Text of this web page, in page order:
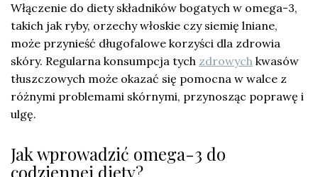
Włączenie do diety składników bogatych w omega-3,
takich jak ryby, orzechy włoskie czy siemię lniane,
może przynieść długofalowe korzyści dla zdrowia
skóry. Regularna konsumpcja tych zdrowych kwasów
tłuszczowych może okazać się pomocna w walce z
różnymi problemami skórnymi, przynosząc poprawę i
ulgę.
Jak wprowadzić omega-3 do
codziennej diety?